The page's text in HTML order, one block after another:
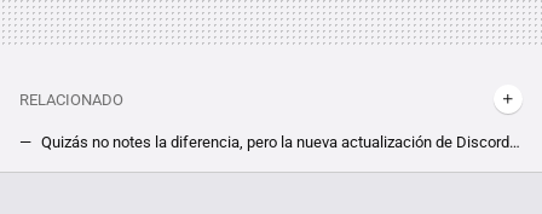
RELACIONADO
Quizás no notes la diferencia, pero la nueva actualización de Discord es importante. El programa se blinda para ofrecer cifrado de extremo a extremo